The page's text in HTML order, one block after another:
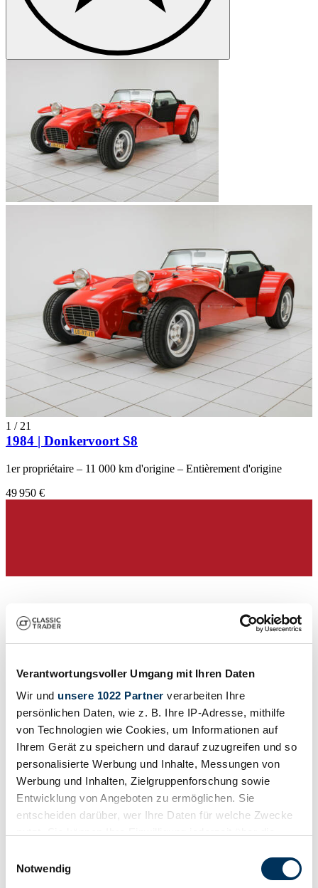
Verantwortungsvoller Umgang mit Ihren Daten
Wir und unsere 1022 Partner verarbeiten Ihre
persönlichen Daten, wie z. B. Ihre IP-Adresse, mithilfe
von Technologien wie Cookies, um Informationen auf
Ihrem Gerät zu speichern und darauf zuzugreifen und so
personalisierte Werbung und Inhalte, Messungen von
Werbung und Inhalten, Zielgruppenforschung sowie
Entwicklung von Angeboten zu ermöglichen. Sie
entscheiden darüber, wer Ihre Daten für welche Zwecke
Trigger Symbol ändern oder widerrufen
Notwendig
1 /21
1984 | Donkervoort S8
1er propriétaire – 11 000 km d'origine – Entièrement d'origine
49 950 €
Concessionnaires
Type de carrosserie
Cabriolet (Roadster)
Kilométrage (lire)
Puissance (kW/CV)
81 / 110